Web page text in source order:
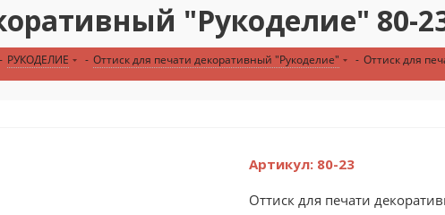
"Рукоделие" 80-
- РУКОДЕЛИЕ - Оттиск для печати декоративный "Рукоделие" - Оттиск для
Артикул: 80-23
Оттиск для печати